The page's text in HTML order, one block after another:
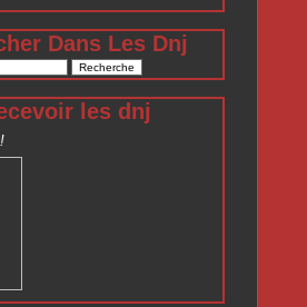
Dans Les Dnj
les dnj